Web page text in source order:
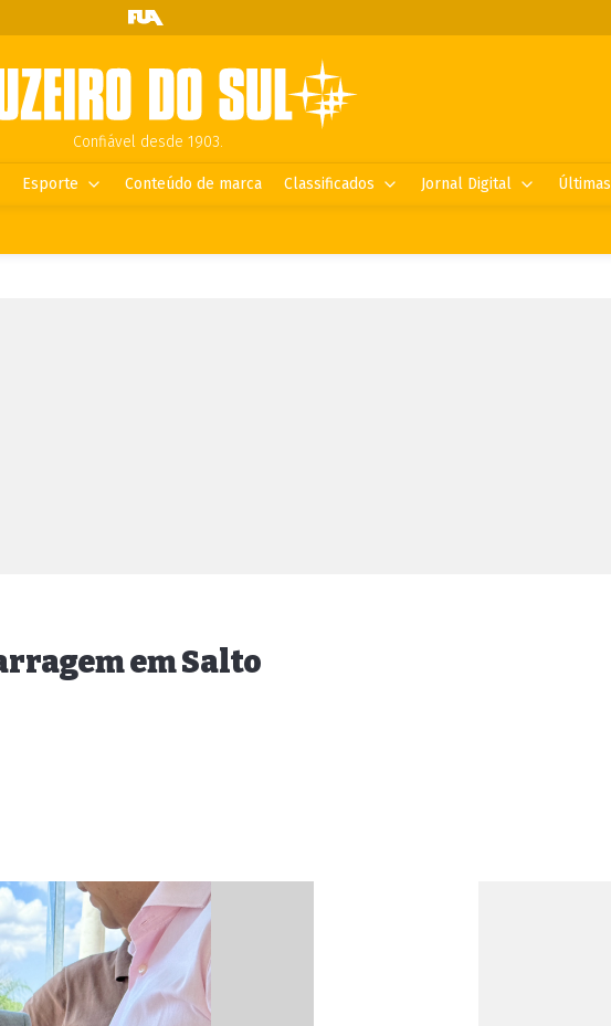
Confiável desde 1903.
Esporte Conteúdo de marca Classificados Jornal Digital Últimas
em Salto